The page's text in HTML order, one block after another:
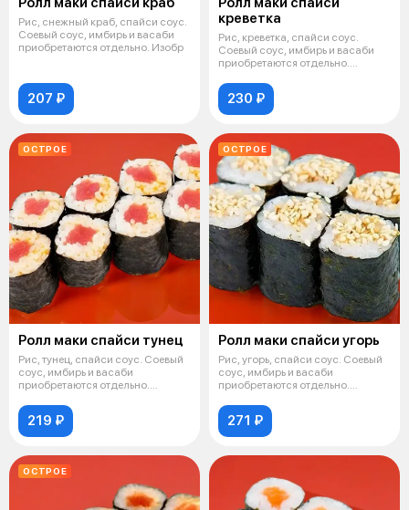
Рис, снежный краб, спайси соус.
Соевый соус, имбирь и васаби
приобретаются отдельно. Изобр
207 ₽
креветка
Рис, креветка, спайси соус.
Соевый соус, имбирь и васаби
приобретаются отдельно.
230 ₽
ОСТРОЕ
Ролл маки спайси тунец
Рис, тунец, спайси соус. Соевый
соус, имбирь и васаби
приобретаются отдельно.
219 ₽
ОСТРОЕ
Ролл маки спайси угорь
Рис, угорь, спайси соус. Соевый
соус, имбирь и васаби
приобретаются отдельно.
271 ₽
ОСТРОЕ